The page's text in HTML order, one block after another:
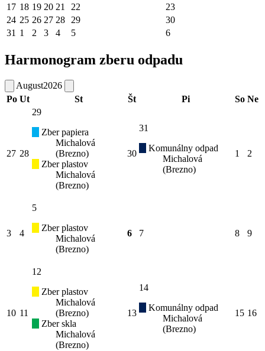
17 18 19 20 21 22
23
24 25 26 27 28 29
30
31 1 2 3 4 5 6
Harmonogram zberu odpadu
August2026
Po Ut St Št Pi So Ne
27 28
29
Zber papiera
Michalová
(Brezno)
Zber plastov
Michalová
(Brezno)
30
31
Komunálny odpad
Michalová
(Brezno)
1 2
3 4
5
Zber plastov
Michalová
(Brezno)
6 7 8 9
10 11
12
Zber plastov
Michalová
(Brezno)
Zber skla
Michalová
(Brezno)
13
14
Komunálny odpad
Michalová
(Brezno)
15 16